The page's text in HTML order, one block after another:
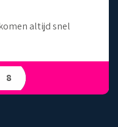
altijd snel
8